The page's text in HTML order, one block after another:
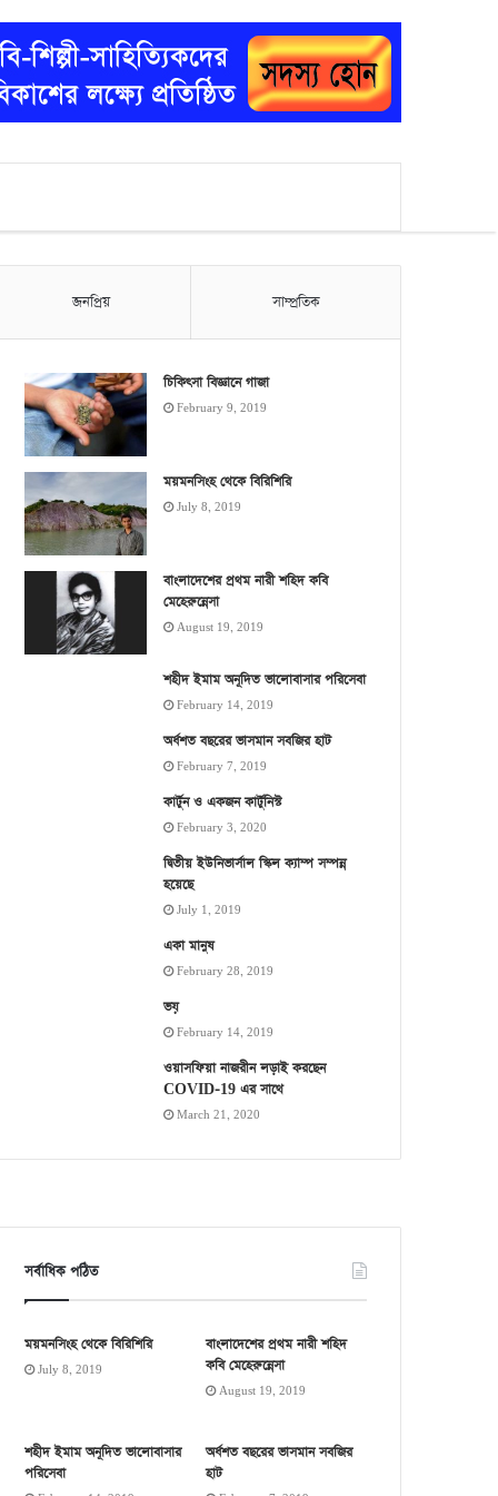
জনপ্রিয় সাম্প্রতিক
চিকিৎসা বিজ্ঞানে গাজা
February 9, 2019
ময়মনসিংহ থেকে বিরিশিরি
July 8, 2019
বাংলাদেশের প্রথম নারী শহিদ কবি
মেহেরুন্নেসা
August 19, 2019
শহীদ ইমাম অনূদিত ভালোবাসার পরিসেবা
February 14, 2019
অর্ধশত বছরের ভাসমান সবজির হাট
February 7, 2019
কার্টুন ও একজন কার্টুনিস্ট
February 3, 2020
দ্বিতীয় ইউনিভার্সাল স্কিল ক্যাম্প সম্পন্ন
হয়েছে
July 1, 2019
একা মানুষ
February 28, 2019
ভয়
February 14, 2019
ওয়াসফিয়া নাজরীন লড়াই করছেন
COVID-19 এর সাথে
March 21, 2020
সর্বাধিক পঠিত
ময়মনসিংহ থেকে বিরিশিরি
July 8, 2019
বাংলাদেশের প্রথম নারী শহিদ
কবি মেহেরুন্নেসা
August 19, 2019
শহীদ ইমাম অনূদিত ভালোবাসার
পরিসেবা
অর্ধশত বছরের ভাসমান সবজির
হাট